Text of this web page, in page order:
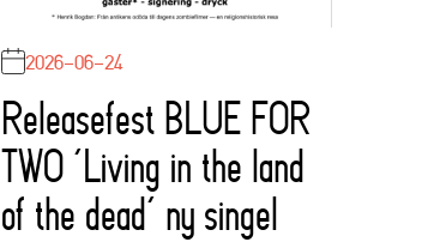
2026-06-24
Releasefest BLUE FOR
TWO ‘Living in the land
of the dead’ ny singel